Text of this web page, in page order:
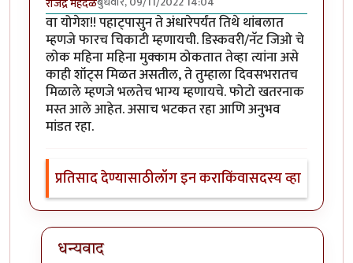
वा योगेश!! पहाट्पासुन ते अंधारेपर्यंत तिथे थांबलात
म्हणजे फारच चिकाटी म्हणायची. डिस्कवरी/नॅट जिओ चे
लोक महिना महिना मुक्काम ठोकतात तेव्हा त्यांना असे
काही शॉट्स मिळत असतील, ते तुम्हाला दिवसभरातच
मिळाले म्हणजे भलतेच भाग्य म्हणायचे. फोटो खतरनाक
मस्त आले आहेत. असाच भटकत रहा आणि अनुभव
मांडत रहा.
प्रतिसाद देण्यासाठीलॉग इन कराकिंवासदस्य व्हा
धन्यवाद